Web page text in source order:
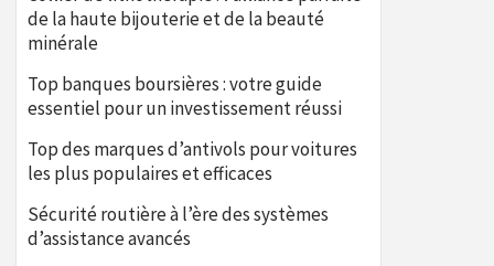
de la haute bijouterie et de la beauté
minérale
Top banques boursières : votre guide
essentiel pour un investissement réussi
Top des marques d’antivols pour voitures
les plus populaires et efficaces
Sécurité routière à l’ère des systèmes
d’assistance avancés